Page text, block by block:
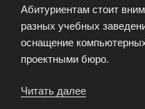
Абитуриентам стоит
разных учебных
оснащение
проектными бюро.
Читать далее